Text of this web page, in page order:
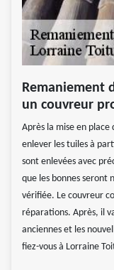
Remaniement
un couvreur
Après la mise en place
enlever les tuiles à
sont enlevées avec
que les bonnes seront
vérifiée. Le couvreur
réparations. Après, il
anciennes et les
fiez-vous à Lorraine